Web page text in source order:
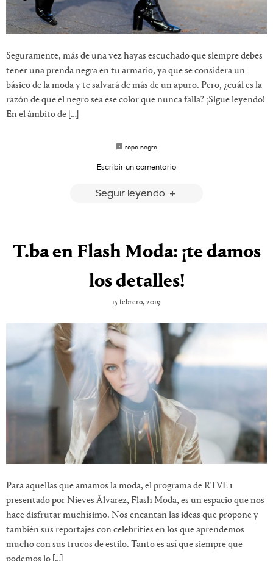
Seguramente, más de una vez hayas escuchado que siempre debes
tener una prenda negra en tu armario, ya que se considera un
básico de la moda y te salvará de más de un apuro. Pero, ¿cuál es la
razón de que el negro sea ese color que nunca falla? ¡Sigue leyendo!
En el ámbito de […]
ropa negra
Escribir un comentario
Seguir leyendo
T.ba en Flash Moda: ¡te damos
los detalles!
15 febrero, 2019
Para aquellas que amamos la moda, el programa de RTVE 1
presentado por Nieves Álvarez, Flash Moda, es un espacio que nos
hace disfrutar muchísimo. Nos encantan las ideas que propone y
también sus reportajes con celebrities en los que aprendemos
mucho con sus trucos de estilo. Tanto es así que siempre que
podemos lo […]